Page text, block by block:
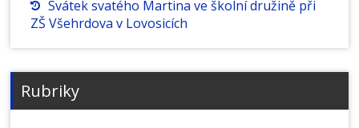
Svátek svatého Martina ve školní družině při
ZŠ Všehrdova v Lovosicích
Rubriky